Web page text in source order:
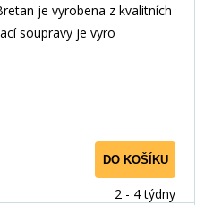
je vyrobena z kvalitních
soupravy je vyro
DO KOŠÍKU
2 - 4 týdny